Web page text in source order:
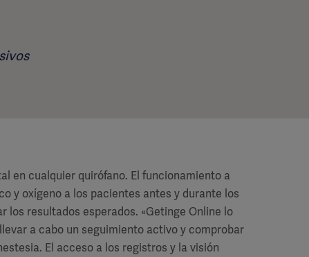
en cualquier quirófano. El funcionamiento a
y oxígeno a los pacientes antes y durante los
resultados esperados. «Getinge Online lo
a cabo un seguimiento activo y comprobar
El acceso a los registros y la visión